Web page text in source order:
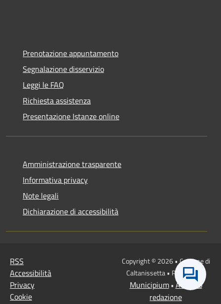
Prenotazione appuntamento
Segnalazione disservizio
Leggi le FAQ
Richiesta assistenza
Presentazione Istanze online
Amministrazione trasparente
Informativa privacy
Note legali
Dichiarazione di accessibilità
RSS
Accessibilità
Privacy
Cookie
Copyright © 2026 • Comune di
Caltanissetta • Powered by
Municipium• Accesso
redazione